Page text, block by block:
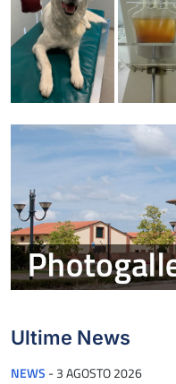
Ultime News
NEWS -PUBBLICATO IL
3 AGOSTO 2026